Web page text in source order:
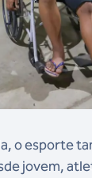
o esporte
jovem,